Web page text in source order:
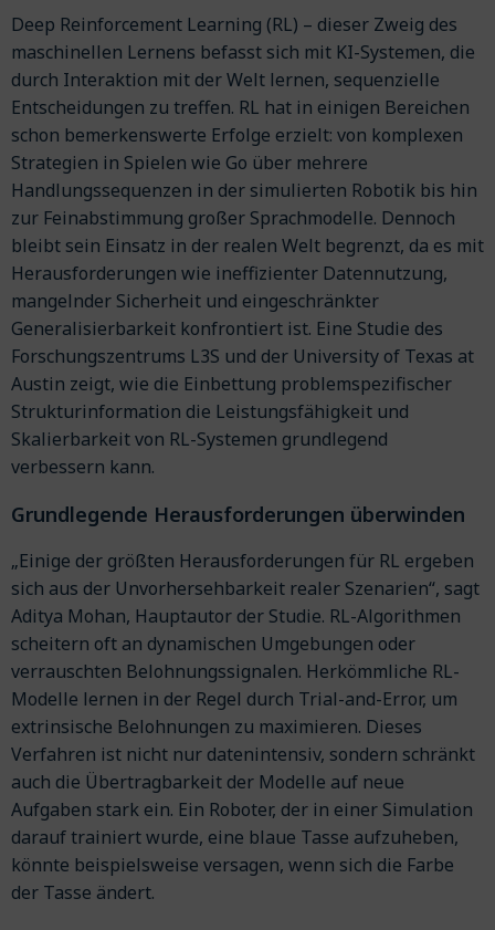
Deep Reinforcement Learning (RL) – dieser Zweig des
maschinellen Lernens befasst sich mit KI-Systemen, die
durch Interaktion mit der Welt lernen, sequenzielle
Entscheidungen zu treffen. RL hat in einigen Bereichen
schon bemerkenswerte Erfolge erzielt: von komplexen
Strategien in Spielen wie Go über mehrere
Handlungssequenzen in der simulierten Robotik bis hin
zur Feinabstimmung großer Sprachmodelle. Dennoch
bleibt sein Einsatz in der realen Welt begrenzt, da es mit
Herausforderungen wie ineffizienter Datennutzung,
mangelnder Sicherheit und eingeschränkter
Generalisierbarkeit konfrontiert ist. Eine Studie des
Forschungszentrums L3S und der University of Texas at
Austin zeigt, wie die Einbettung problemspezifischer
Strukturinformation die Leistungsfähigkeit und
Skalierbarkeit von RL-Systemen grundlegend
verbessern kann.
Grundlegende Herausforderungen überwinden
„Einige der größten Herausforderungen für RL ergeben
sich aus der Unvorhersehbarkeit realer Szenarien“, sagt
Aditya Mohan, Hauptautor der Studie. RL-Algorithmen
scheitern oft an dynamischen Umgebungen oder
verrauschten Belohnungssignalen. Herkömmliche RL-
Modelle lernen in der Regel durch Trial-and-Error, um
extrinsische Belohnungen zu maximieren. Dieses
Verfahren ist nicht nur datenintensiv, sondern schränkt
auch die Übertragbarkeit der Modelle auf neue
Aufgaben stark ein. Ein Roboter, der in einer Simulation
darauf trainiert wurde, eine blaue Tasse aufzuheben,
könnte beispielsweise versagen, wenn sich die Farbe
der Tasse ändert.